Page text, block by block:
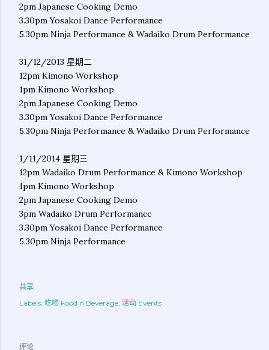
2pm Japanese Cooking Demo
3.30pm Yosakoi Dance Performance
5.30pm Ninja Performance & Wadaiko Drum Performance
31/12/2013 星期二
12pm Kimono Workshop
1pm Kimono Workshop
2pm Japanese Cooking Demo
3.30pm Yosakoi Dance Performance
5.30pm Ninja Performance & Wadaiko Drum Performance
1/11/2014 星期三
12pm Wadaiko Drum Performance & Kimono Workshop
1pm Kimono Workshop
2pm Japanese Cooking Demo
3pm Wadaiko Drum Performance
3.30pm Yosakoi Dance Performance
5.30pm Ninja Performance
共享
Labels: 吃喝 Food n Beverage 活动 Events
评论